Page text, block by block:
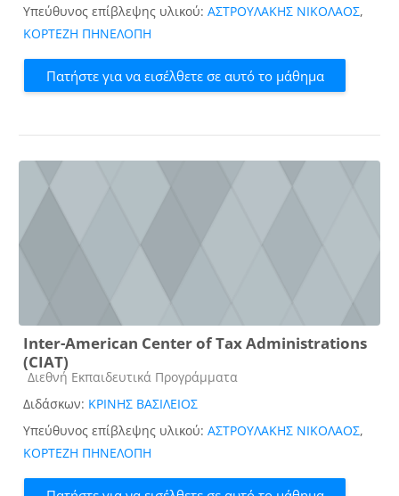
Υπεύθυνος επίβλεψης υλικού: ΑΣΤΡΟΥΛΑΚΗΣ ΝΙΚΟΛΑΟΣ,
ΚΟΡΤΕΖΗ ΠΗΝΕΛΟΠΗ
Πατήστε για να εισέλθετε σε αυτό το μάθημα
Inter-American Center of Tax Administrations
(CIAT)
Κατηγορία μαθήματος
Διεθνή Εκπαιδευτικά Προγράμματα
Διδάσκων: ΚΡΙΝΗΣ ΒΑΣΙΛΕΙΟΣ
Υπεύθυνος επίβλεψης υλικού: ΑΣΤΡΟΥΛΑΚΗΣ ΝΙΚΟΛΑΟΣ,
ΚΟΡΤΕΖΗ ΠΗΝΕΛΟΠΗ